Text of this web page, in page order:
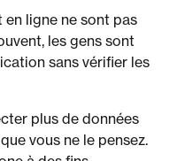
en ligne ne sont pas
les gens sont
sans vérifier les
plus de données
vous ne le pensez.